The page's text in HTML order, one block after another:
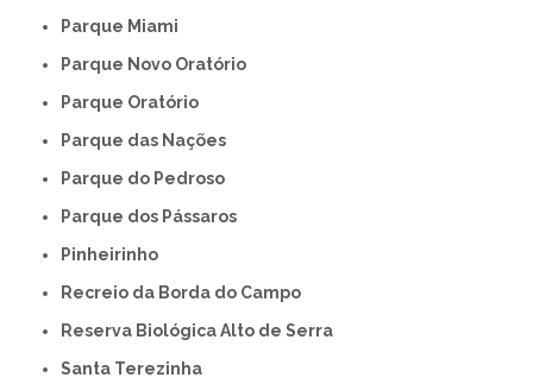
Parque Miami
Parque Novo Oratório
Parque Oratório
Parque das Nações
Parque do Pedroso
Parque dos Pássaros
Pinheirinho
Recreio da Borda do Campo
Reserva Biológica Alto de Serra
Santa Terezinha